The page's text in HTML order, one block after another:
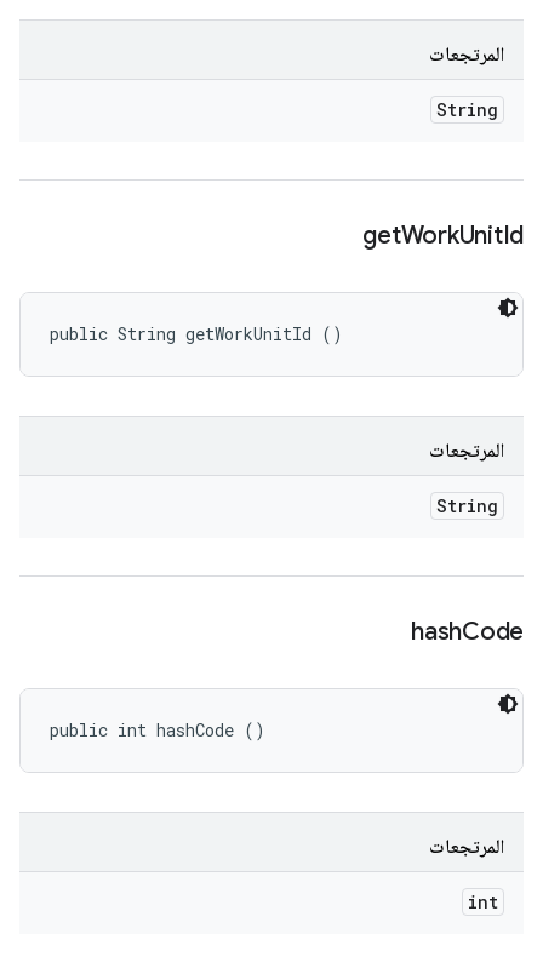
المرتجعات
String
getWorkUnitId
public String getWorkUnitId ()
المرتجعات
String
hashCode
public int hashCode ()
المرتجعات
int